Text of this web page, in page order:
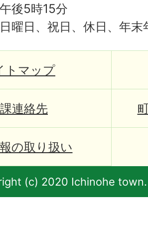
後5時15分
日曜日、祝日、休日、年
トマップ
連絡先
の取り扱い
(c) 2020 Ichinohe